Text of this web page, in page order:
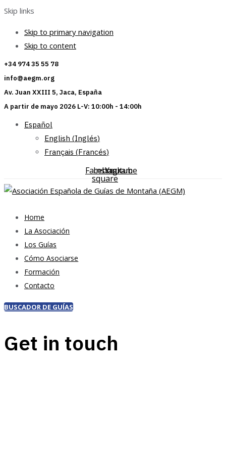
Skip links
Skip to primary navigation
Skip to content
+34 974 35 55 78
info@aegm.org
Av. Juan XXIII 5, Jaca, España
A partir de mayo 2026 L-V: 10:00h - 14:00h
Español
English (Inglés)
Français (Francés)
Facebook-
square
Instagram
Youtube
Home
La Asociación
Los Guías
Cómo Asociarse
Formación
Contacto
BUSCADOR DE GUÍAS
Get in touch